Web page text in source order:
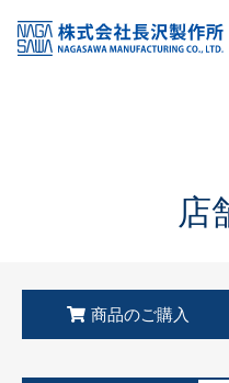
KSS加盟店・取扱店情報
店舗一覧
店
商品のご購入